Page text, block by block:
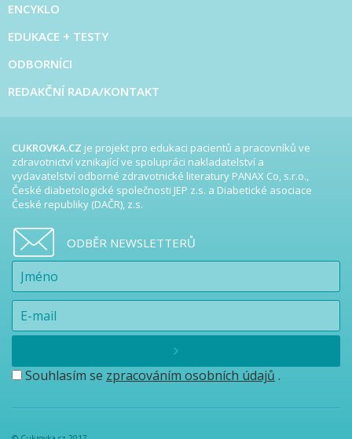
ENCYKLO
EDUKACE + TESTY
ODBORNÍCI
REDAKČNÍ RADA/KONTAKT
CUKROVKA.CZ je projekt pro edukaci pacientů a pracovníků ve
zdravotnictví vznikající ve spolupráci nakladatelství a
vydavatelství odborné zdravotnické literatury PANAX Co, s.r.o.,
České diabetologické společnosti JEP z.s. a Diabetické asociace
České republiky (DAČR), z.s.
ODBĚR NEWSLETTERŮ
Souhlasím se zpracováním osobních údajů .